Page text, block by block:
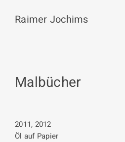
Raimer Jochims
Malbücher
2011, 2012
Öl auf Papier